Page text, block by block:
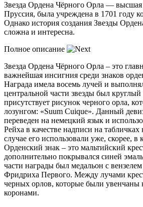
Звезда Ордена Чёрного Орла — высшая
Пруссия, была учреждена в 1701 году
Однако история создания Звезды
сложна и интересна.
Полное описание
Звезда Ордена Чёрного Орла – это
важнейшая инсигния среди знаков
Награда имела восемь лучей и
центральной части звезды был
присутствует рисунок черного орла,
лозунгом: «Suum Cuique». Данный
переведен на немецкий язык и
Рейха в качестве надписи на
случае его использовали уже, скорее, в
Орденский знак – это мальтийский
дополнительно покрывался синей
части награды был медальон с
Фридриха Первого. Между лучами
черных орлов, которые были увенчаны
коронами.